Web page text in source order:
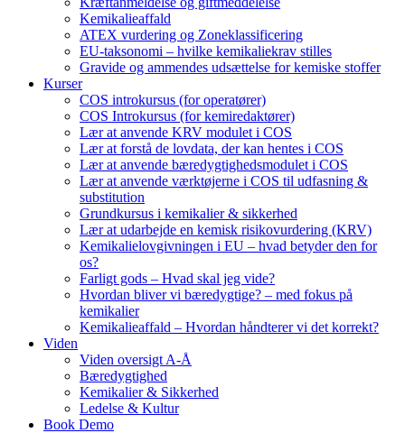
Kemikalieaffald
ATEX vurdering og Zoneklassificering
EU-taksonomi – hvilke kemikaliekrav stilles
Gravide og ammendes udsættelse for kemiske stoffer
Kurser
COS introkursus (for operatører)
COS Introkursus (for kemiredaktører)
Lær at anvende KRV modulet i COS
Lær at forstå de lovdata, der kan hentes i COS
Lær at anvende bæredygtighedsmodulet i COS
Lær at anvende værktøjerne i COS til udfasning &
substitution
Grundkursus i kemikalier & sikkerhed
Lær at udarbejde en kemisk risikovurdering (KRV)
Kemikalielovgivningen i EU – hvad betyder den for
os?
Farligt gods – Hvad skal jeg vide?
Hvordan bliver vi bæredygtige? – med fokus på
kemikalier
Kemikalieaffald – Hvordan håndterer vi det korrekt?
Viden
Viden oversigt A-Å
Bæredygtighed
Kemikalier & Sikkerhed
Ledelse & Kultur
Book Demo